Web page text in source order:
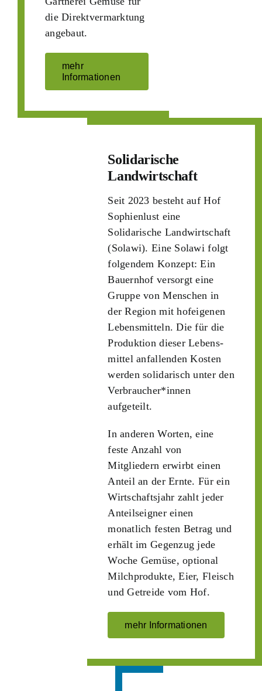
die Direktvermarktung
angebaut.
mehr
Informationen
Solidarische
Landwirtschaft
Seit 2023 besteht auf Hof
Sophienlust eine
Solidarische Landwirtschaft
(Solawi). Eine Solawi folgt
folgendem Konzept: Ein
Bauern­hof versorgt eine
Gruppe von Menschen in
der Region mit hof­eigenen
Lebens­mitteln. Die für die
Produktion dieser Lebens­
mittel anfallenden Kosten
werden solidarisch unter den
Verbraucher*­innen
aufgeteilt.
In anderen Worten, eine
feste Anzahl von
Mitgliedern erwirbt einen
Anteil an der Ernte. Für ein
Wirtschaftsjahr zahlt jeder
Anteilseigner einen
monatlich festen Betrag und
erhält im Gegenzug jede
Woche Gemüse, optional
Milchprodukte, Eier, Fleisch
und Getreide vom Hof.
mehr Informationen